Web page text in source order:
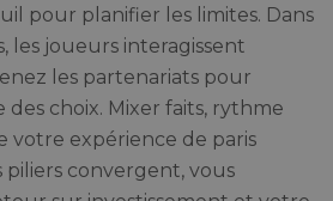
pour planifier les limites. Dans
les joueurs interagissent
les partenariats pour
choix. Mixer faits, rythme
votre expérience de paris
piliers convergent, vous